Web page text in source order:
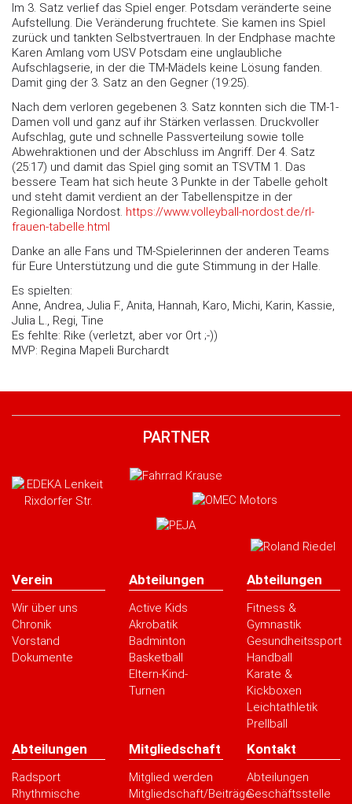
Im 3. Satz verlief das Spiel enger. Potsdam veränderte seine
Aufstellung. Die Veränderung fruchtete. Sie kamen ins Spiel
zurück und tankten Selbstvertrauen. In der Endphase machte
Karen Amlang vom USV Potsdam eine unglaubliche
Aufschlagserie, in der die TM-Mädels keine Lösung fanden.
Damit ging der 3. Satz an den Gegner (19:25).
Nach dem verloren gegebenen 3. Satz konnten sich die TM-1-
Damen voll und ganz auf ihr Stärken verlassen. Druckvoller
Aufschlag, gute und schnelle Passverteilung sowie tolle
Abwehraktionen und der Abschluss im Angriff. Der 4. Satz
(25:17) und damit das Spiel ging somit an TSVTM 1. Das
bessere Team hat sich heute 3 Punkte in der Tabelle geholt
und steht damit verdient an der Tabellenspitze in der
Regionalliga Nordost. https://www.volleyball-nordost.de/rl-
frauen-tabelle.html
Danke an alle Fans und TM-Spielerinnen der anderen Teams
für Eure Unterstützung und die gute Stimmung in der Halle.
Es spielten:
Anne, Andrea, Julia F., Anita, Hannah, Karo, Michi, Karin, Kassie,
Julia L., Regi, Tine
Es fehlte: Rike (verletzt, aber vor Ort ;-))
MVP: Regina Mapeli Burchardt
PARTNER
Verein
Wir über uns
Chronik
Vorstand
Dokumente
Abteilungen
Active Kids
Akrobatik
Badminton
Basketball
Eltern-Kind-
Turnen
Abteilungen
Fitness &
Gymnastik
Gesundheitssport
Handball
Karate &
Kickboxen
Leichtathletik
Prellball
Abteilungen
Radsport
Rhythmische
Mitgliedschaft
Mitglied werden
Mitgliedschaft/Beiträge
Kontakt
Abteilungen
Geschäftsstelle